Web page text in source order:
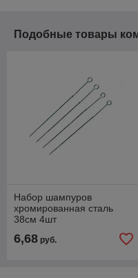
Подобные товары
Набор шампуров
хромированная сталь
38см 4шт
6,68 руб.